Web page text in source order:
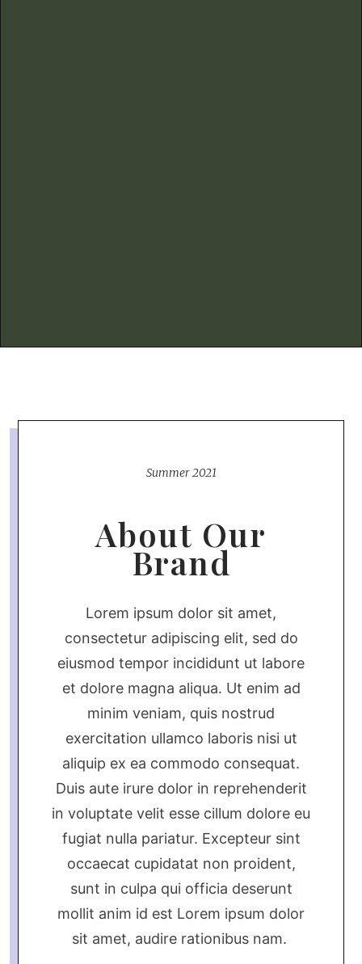
Summer 2021
About Our
Brand
Lorem ipsum dolor sit amet,
consectetur adipiscing elit, sed do
eiusmod tempor incididunt ut labore
et dolore magna aliqua. Ut enim ad
minim veniam, quis nostrud
exercitation ullamco laboris nisi ut
aliquip ex ea commodo consequat.
Duis aute irure dolor in reprehenderit
in voluptate velit esse cillum dolore eu
fugiat nulla pariatur. Excepteur sint
occaecat cupidatat non proident,
sunt in culpa qui officia deserunt
mollit anim id est Lorem ipsum dolor
sit amet, audire rationibus nam.